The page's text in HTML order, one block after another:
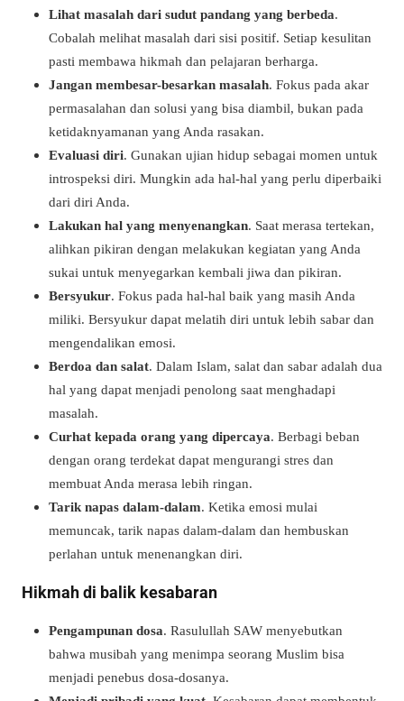
Lihat masalah dari sudut pandang yang berbeda.
Cobalah melihat masalah dari sisi positif. Setiap kesulitan
pasti membawa hikmah dan pelajaran berharga.
Jangan membesar-besarkan masalah. Fokus pada akar
permasalahan dan solusi yang bisa diambil, bukan pada
ketidaknyamanan yang Anda rasakan.
Evaluasi diri. Gunakan ujian hidup sebagai momen untuk
introspeksi diri. Mungkin ada hal-hal yang perlu diperbaiki
dari diri Anda.
Lakukan hal yang menyenangkan. Saat merasa tertekan,
alihkan pikiran dengan melakukan kegiatan yang Anda
sukai untuk menyegarkan kembali jiwa dan pikiran.
Bersyukur. Fokus pada hal-hal baik yang masih Anda
miliki. Bersyukur dapat melatih diri untuk lebih sabar dan
mengendalikan emosi.
Berdoa dan salat. Dalam Islam, salat dan sabar adalah dua
hal yang dapat menjadi penolong saat menghadapi
masalah.
Curhat kepada orang yang dipercaya. Berbagi beban
dengan orang terdekat dapat mengurangi stres dan
membuat Anda merasa lebih ringan.
Tarik napas dalam-dalam. Ketika emosi mulai
memuncak, tarik napas dalam-dalam dan hembuskan
perlahan untuk menenangkan diri.
Hikmah di balik kesabaran
Pengampunan dosa. Rasulullah SAW menyebutkan
bahwa musibah yang menimpa seorang Muslim bisa
menjadi penebus dosa-dosanya.